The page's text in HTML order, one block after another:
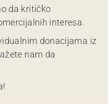
da kritičko
interesa.
donacijama iz
nam da